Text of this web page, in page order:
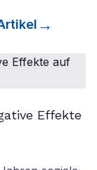
Effekte